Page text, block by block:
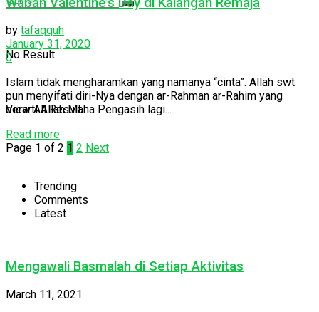
No Result
View All Result
by tafaqquh
January 31, 2020
0
Islam tidak mengharamkan yang namanya “cinta”. Allah swt
pun menyifati diri-Nya dengan ar-Rahman ar-Rahim yang
berarti Allah Maha Pengasih lagi...
Read more
Page 1 of 2 1 2 Next
Trending
Comments
Latest
Mengawali Basmalah di Setiap Aktivitas
March 11, 2021